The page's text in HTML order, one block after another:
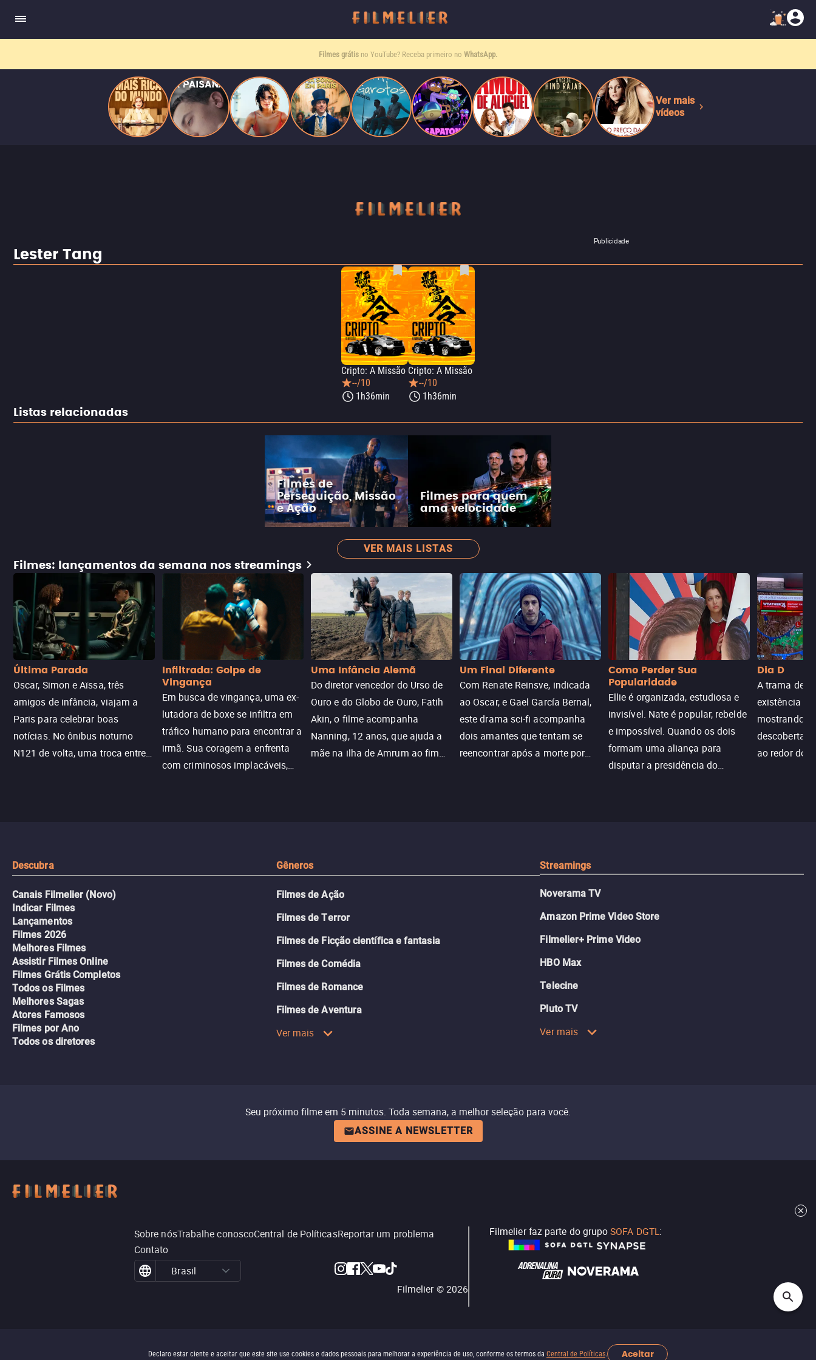
Ver mais
vídeos
Declaro estar ciente e aceitar que este site use cookies e dados pessoais para melhorar a experiência de uso, conforme os termos da Central de Políticas. Aceitar
Filmes grátis no YouTube? Receba primeiro no WhatsApp.
Publicidade
Lester Tang
Cripto: A Missão
--/10
1h36min
Cripto: A Missão
--/10
1h36min
Listas relacionadas
Filmes de
Perseguição, Missão
e Ação
Filmes para quem
ama velocidade
VER MAIS LISTAS
Filmes: lançamentos da semana nos streamings
Última Parada
Oscar, Simon e Aïssa, três
amigos de infância, viajam a
Paris para celebrar boas
notícias. No ônibus noturno
N121 de volta, uma troca entre
Infiltrada: Golpe de
Vingança
Em busca de vingança, uma ex-
lutadora de boxe se infiltra em
tráfico humano para encontrar a
irmã. Sua coragem a enfrenta
com criminosos implacáveis,
Uma Infância Alemã
Do diretor vencedor do Urso de
Ouro e do Globo de Ouro, Fatih
Akin, o filme acompanha
Nanning, 12 anos, que ajuda a
mãe na ilha de Amrum ao fim
Um Final Diferente
Com Renate Reinsve, indicada
ao Oscar, e Gael García Bernal,
este drama sci-fi acompanha
dois amantes que tentam se
reencontrar após a morte por
Como Perder Sua
Popularidade
Ellie é organizada, estudiosa e
invisível. Nate é popular, rebelde
e impossível. Quando os dois
formam uma aliança para
disputar a presidência do
Dia D
A trama de
existência
mostrando
descoberta
ao redor do
do
Mundo
Descubra
Canais Filmelier (Novo)
Indicar Filmes
Lançamentos
Filmes 2026
Melhores Filmes
Assistir Filmes Online
Filmes Grátis Completos
Todos os Filmes
Melhores Sagas
Atores Famosos
Filmes por Ano
Todos os diretores
Gêneros
Filmes de Ação
Filmes de Terror
Filmes de Ficção científica e fantasia
Filmes de Comédia
Filmes de Romance
Filmes de Aventura
Ver mais
Streamings
Noverama TV
Amazon Prime Video Store
Filmelier+ Prime Video
HBO Max
Telecine
Pluto TV
Ver mais
Seu próximo filme em 5 minutos. Toda semana, a melhor seleção para você.
ASSINE A NEWSLETTER
Sobre nósTrabalhe conoscoCentral de PolíticasReportar um problema
Contato
Brasil
Filmelier ©2026
Filmelier faz parte do grupoSOFA DGTL: